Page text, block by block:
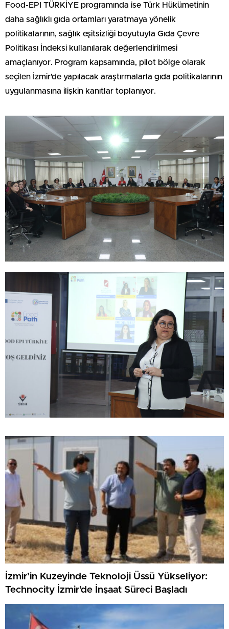
Food-EPI TÜRKİYE programında ise Türk Hükümetinin
daha sağlıklı gıda ortamları yaratmaya yönelik
politikalarının, sağlık eşitsizliği boyutuyla Gıda Çevre
Politikası İndeksi kullanılarak değerlendirilmesi
amaçlanıyor. Program kapsamında, pilot bölge olarak
seçilen İzmir’de yapılacak araştırmalarla gıda politikalarının
uygulanmasına ilişkin kanıtlar toplanıyor.
İzmir’in Kuzeyinde Teknoloji Üssü Yükseliyor:
Technocity İzmir’de İnşaat Süreci Başladı